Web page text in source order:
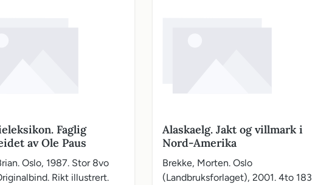
Faglig
av Ole Paus
Oslo, 1987. Stor 8vo
Rikt illustrert.
Alaskaelg. Jakt og villmark i
Nord-Amerika
Brekke, Morten. Oslo
(Landbruksforlaget), 2001. 4to 183